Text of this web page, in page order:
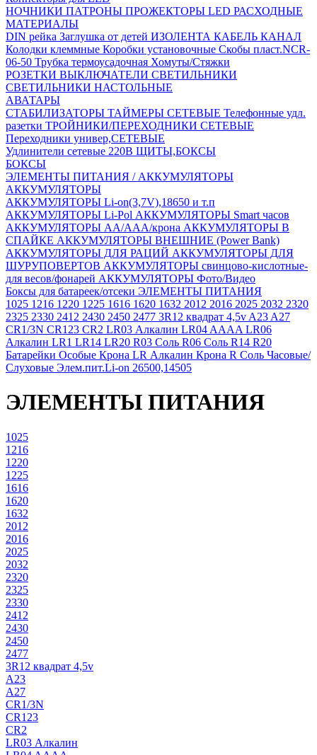
НОЧНИКИ ПАТРОНЫ ПРОЖЕКТОРЫ LED РАСХОДНЫЕ
МАТЕРИАЛЫ
DIN рейка Заглушка от детей ИЗОЛЕНТА КАБЕЛЬ КАНАЛ
Колодки клеммные Коробки установочные Скобы пласт.NCR-
06-50 Трубка термоусадочная Хомуты/Стяжки
РОЗЕТКИ ВЫКЛЮЧАТЕЛИ СВЕТИЛЬНИКИ
СВЕТИЛЬНИКИ НАСТОЛЬНЫЕ
АВАТАРЫ
СТАБИЛИЗАТОРЫ ТАЙМЕРЫ СЕТЕВЫЕ Телефонные удл.
разетки ТРОЙНИКИ/ПЕРЕХОДНИКИ СЕТЕВЫЕ
Переходники универ,СЕТЕВЫЕ
Удлинители сетевые 220В ЩИТЫ,БОКСЫ
БОКСЫ
ЭЛЕМЕНТЫ ПИТАНИЯ / АККУМУЛЯТОРЫ
АККУМУЛЯТОРЫ
АККУМУЛЯТОРЫ Li-on(3,7V),18650 и т.п
АККУМУЛЯТОРЫ Li-Pol АККУМУЛЯТОРЫ Smart часов
АККУМУЛЯТОРЫ АА/ААА/крона АККУМУЛЯТОРЫ В
СПАЙКЕ АККУМУЛЯТОРЫ ВНЕШНИЕ (Power Bank)
АККУМУЛЯТОРЫ ДЛЯ РАЦИЙ АККУМУЛЯТОРЫ ДЛЯ
ШУРУПОВЕРТОВ АККУМУЛЯТОРЫ свинцово-кислотные-
для весов/фонарей АККУМУЛЯТОРЫ Фото/Видео
Боксы для батареек/отсеки ЭЛЕМЕНТЫ ПИТАНИЯ
1025 1216 1220 1225 1616 1620 1632 2012 2016 2025 2032 2320
2325 2330 2412 2430 2450 2477 3R12 квадрат 4,5v A23 A27
CR1/3N CR123 CR2 LR03 Алкалин LR04 AAAA LR06
Алкалин LR1 LR14 LR20 R03 Соль R06 Соль R14 R20
Батарейки Особые Крона LR Алкалин Крона R Соль Часовые/
Слуховые Элем.пит.Li-on 26500,14505
ЭЛЕМЕНТЫ ПИТАНИЯ
1025
1216
1220
1225
1616
1620
1632
2012
2016
2025
2032
2320
2325
2330
2412
2430
2450
2477
3R12 квадрат 4,5v
A23
A27
CR1/3N
CR123
CR2
LR03 Алкалин